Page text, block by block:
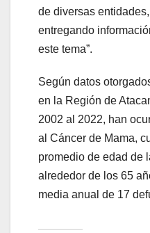
de diversas entidades,
entregando
este tema”.
Según datos
en la Región de
2002 al 2022, han
al Cáncer de Mama,
promedio de edad de
alrededor de los 65
media anual de 17